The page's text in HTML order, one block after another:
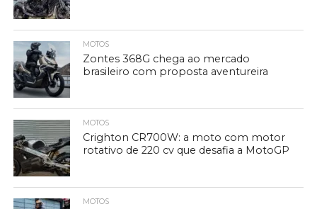
MOTOS
Zontes 368G chega ao mercado
brasileiro com proposta aventureira
MOTOS
Crighton CR700W: a moto com motor
rotativo de 220 cv que desafia a MotoGP
MOTOS